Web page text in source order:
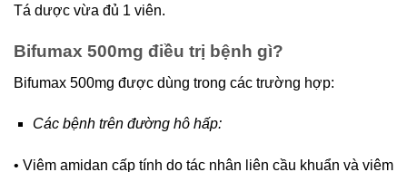
Tá dược vừa đủ 1 viên.
Bifumax 500mg điều trị bệnh gì?
Bifumax 500mg được dùng trong các trường hợp:
Các bệnh trên đường hô hấp:
• Viêm amidan cấp tính do tác nhân liên cầu khuẩn và viêm